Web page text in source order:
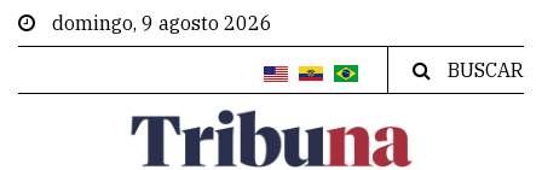
domingo, 9 agosto 2026
BUSCAR